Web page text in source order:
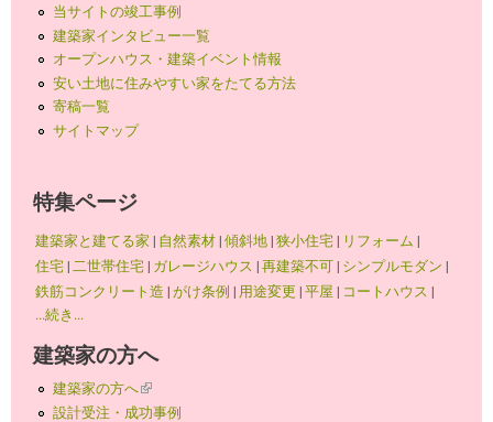
当サイトの竣工事例
建築家インタビュー一覧
オープンハウス・建築イベント情報
安い土地に住みやすい家をたてる方法
寄稿一覧
サイトマップ
特集ページ
建築家と建てる家 | 自然素材|傾斜地|狭小住宅| リフォーム |
住宅|二世帯住宅| ガレージハウス |再建築不可| シンプルモダン |
鉄筋コンクリート造 |がけ条例 | 用途変更 |平屋 | コートハウス |
...続き...
建築家の方へ
建築家の方へ(link is external)
設計受注・成功事例